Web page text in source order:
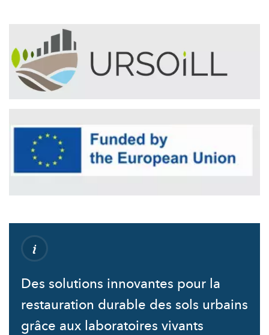
Des solutions innovantes pour la
restauration durable des sols urbains
grâce aux laboratoires vivants